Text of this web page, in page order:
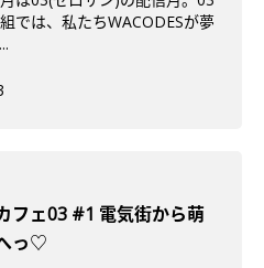
では、私たちWACODESが夢
フェ03 #1 電気街から萌
っ♡